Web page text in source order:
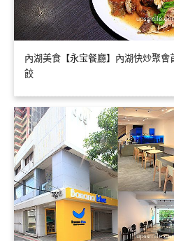
內湖美食【永宝餐廳】內湖快炒聚
餃